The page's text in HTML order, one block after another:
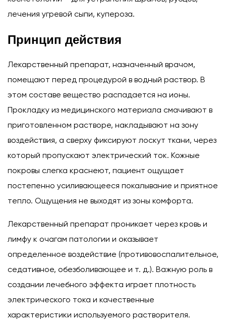
лечения угревой сыпи, купероза.
Принцип действия
Лекарственный препарат, назначенный врачом,
помещают перед процедурой в водный раствор. В
этом составе вещество распадается на ионы.
Прокладку из медицинского материала смачивают в
приготовленном растворе, накладывают на зону
воздействия, а сверху фиксируют лоскут ткани, через
который пропускают электрический ток. Кожные
покровы слегка краснеют, пациент ощущает
постепенно усиливающееся покалывание и приятное
тепло. Ощущения не выходят из зоны комфорта.
Лекарственный препарат проникает через кровь и
лимфу к очагам патологии и оказывает
определенное воздействие (противовоспалительное,
седативное, обезболивающее и т. д.). Важную роль в
создании лечебного эффекта играет плотность
электрического тока и качественные
характеристики используемого растворителя.